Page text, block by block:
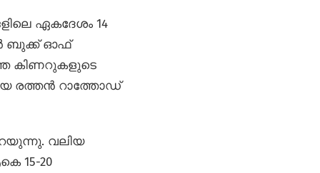
ഏകദേശം 14
ബുക്ക് ഓഫ്
കിണറുകളുടെ
രത്തൻ റാത്തോഡ്
വലിയ
15-20